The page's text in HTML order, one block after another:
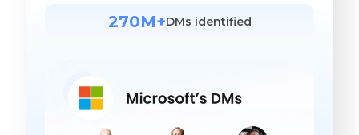
270M+DMs identified